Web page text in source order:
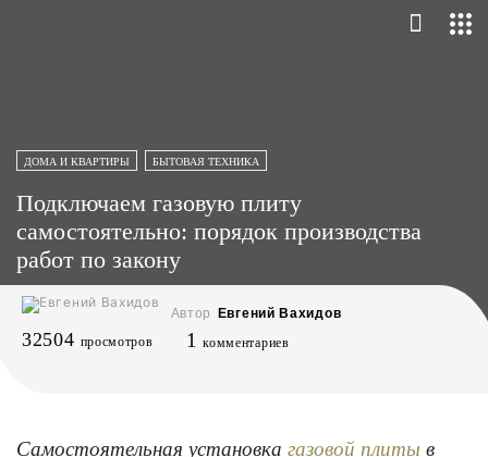
ДОМА И КВАРТИРЫ БЫТОВАЯ ТЕХНИКА
Подключаем газовую плиту
самостоятельно: порядок производства
работ по закону
Автор Евгений Вахидов
32504 просмотров 1 комментариев
Самостоятельная установка газовой плиты в